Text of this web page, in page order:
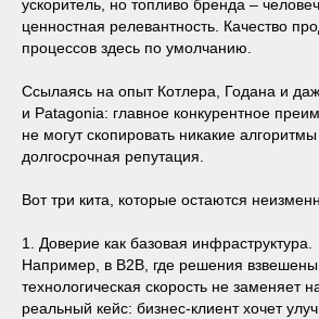
ускоритель, но топливо бренда –
ценностная релевантность. Качество
процессов здесь по умолчанию.
Ссылаясь на опыт Котлера, Годана и
и Patagonia: главное конкурентное
не могут скопировать никакие
долгосрочная репутация.
Вот три кита, которые остаются
1. Доверие как базовая инфраструктура.
Например, в B2B, где решения взвешены
технологическая скорость не заменяет
реальный кейс: бизнес-клиент хочет